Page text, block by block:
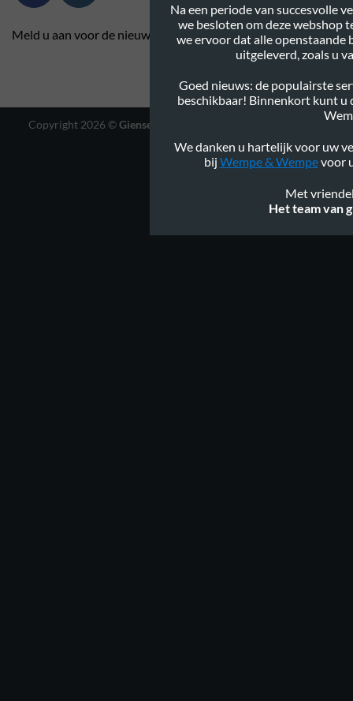
Meld u aan voor de nieuwsbrief
Copyright 2026 ©Gienservies.nl
Design
Na een periode van succesvolle
we besloten om deze webshop
we ervoor dat alle openstaande
uitgeleverd, zoals u
Goed nieuws: de populairste
beschikbaar! Binnenkort kunt u
We danken u hartelijk voor uw
bij Wempe & Wempevoor
Met
Het team van